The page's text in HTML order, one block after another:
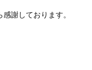
謝しております。